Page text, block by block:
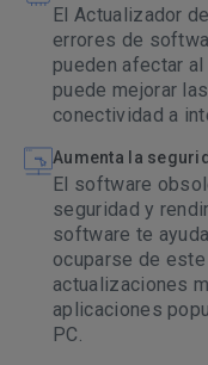
El Actualizador
errores de
pueden afectar
puede mejorar
conectividad a
Aumenta la
El software
seguridad y
software te
ocuparse de
actualizaciones
aplicaciones
PC.